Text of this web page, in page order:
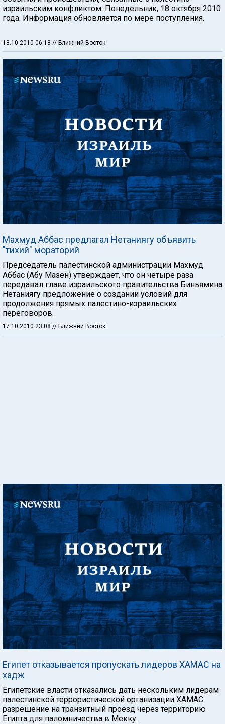
израильским конфликтом. Понедельник, 18 октября 2010
года. Информация обновляется по мере поступления.
18.10.2010 06:18 // Ближний Восток
Махмуд Аббас предлагал Нетаниягу объявить
"тихий" мораторий
Председатель палестинской администрации Махмуд
Аббас (Абу Мазен) утверждает, что он четыре раза
передавал главе израильского правительства Биньямина
Нетаниягу предложение о создании условий для
продолжения прямых палестино-израильских
переговоров.
17.10.2010 23:08 // Ближний Восток
Египет отказывается пропускать лидеров ХАМАС на
хадж
Египетские власти отказались дать нескольким лидерам
палестинской террористической организации ХАМАС
разрешение на транзитный проезд через территорию
Египта для паломничества в Мекку.